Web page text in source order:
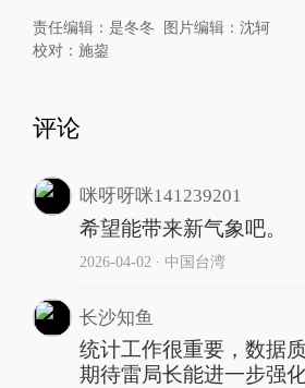
责任编辑： 是冬冬 图片编辑： 沈轲
校对： 施鋆
评论
咪呀呀咪141239201
希望能带来新气象吧。
2026-04-02 ∙ 中国台湾
长沙知鱼
统计工作很重要，数据
期待雷局长能进一步强